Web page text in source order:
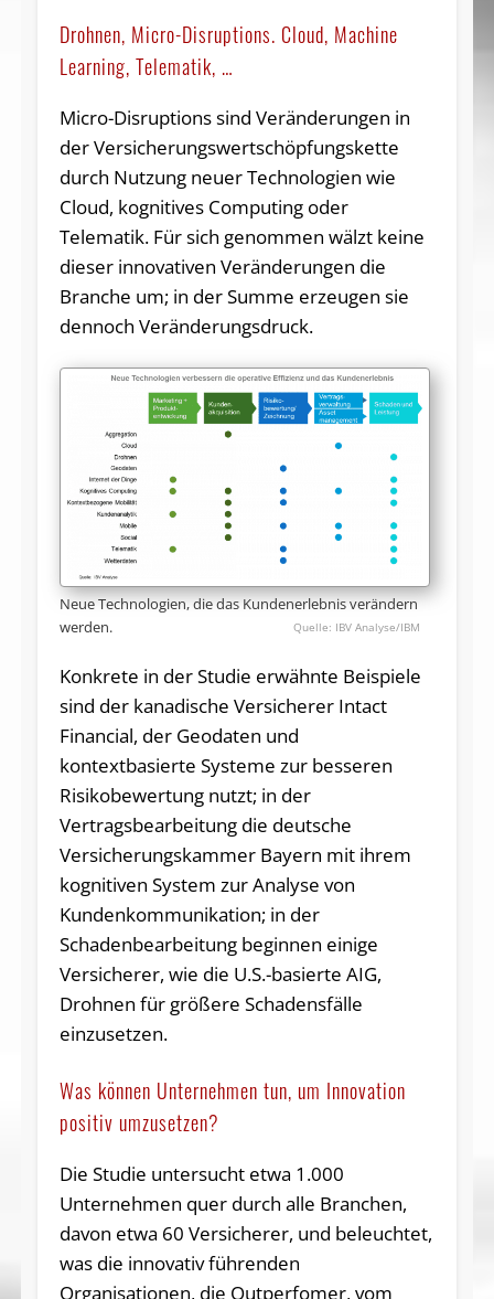
Drohnen, Micro-Disruptions. Cloud, Machine
Learning, Telematik, …
Micro-Disruptions sind Veränderungen in
der Versicherungswertschöpfungskette
durch Nutzung neuer Technologien wie
Cloud, kognitives Computing oder
Telematik. Für sich genommen wälzt keine
dieser innovativen Veränderungen die
Branche um; in der Summe erzeugen sie
dennoch Veränderungsdruck.
Neue Technologien, die das Kundenerlebnis verändern
werden.
IBV Analyse/IBM
Konkrete in der Studie erwähnte Beispiele
sind der kanadische Versicherer Intact
Financial, der Geodaten und
kontextbasierte Systeme zur besseren
Risikobewertung nutzt; in der
Vertragsbearbeitung die deutsche
Versicherungskammer Bayern mit ihrem
kognitiven System zur Analyse von
Kundenkommunikation; in der
Schadenbearbeitung beginnen einige
Versicherer, wie die U.S.-basierte AIG,
Drohnen für größere Schadensfälle
einzusetzen.
Was können Unternehmen tun, um Innovation
positiv umzusetzen?
Die Studie untersucht etwa 1.000
Unternehmen quer durch alle Branchen,
davon etwa 60 Versicherer, und beleuchtet,
was die innovativ führenden
Organisationen, die Outperfomer, vom